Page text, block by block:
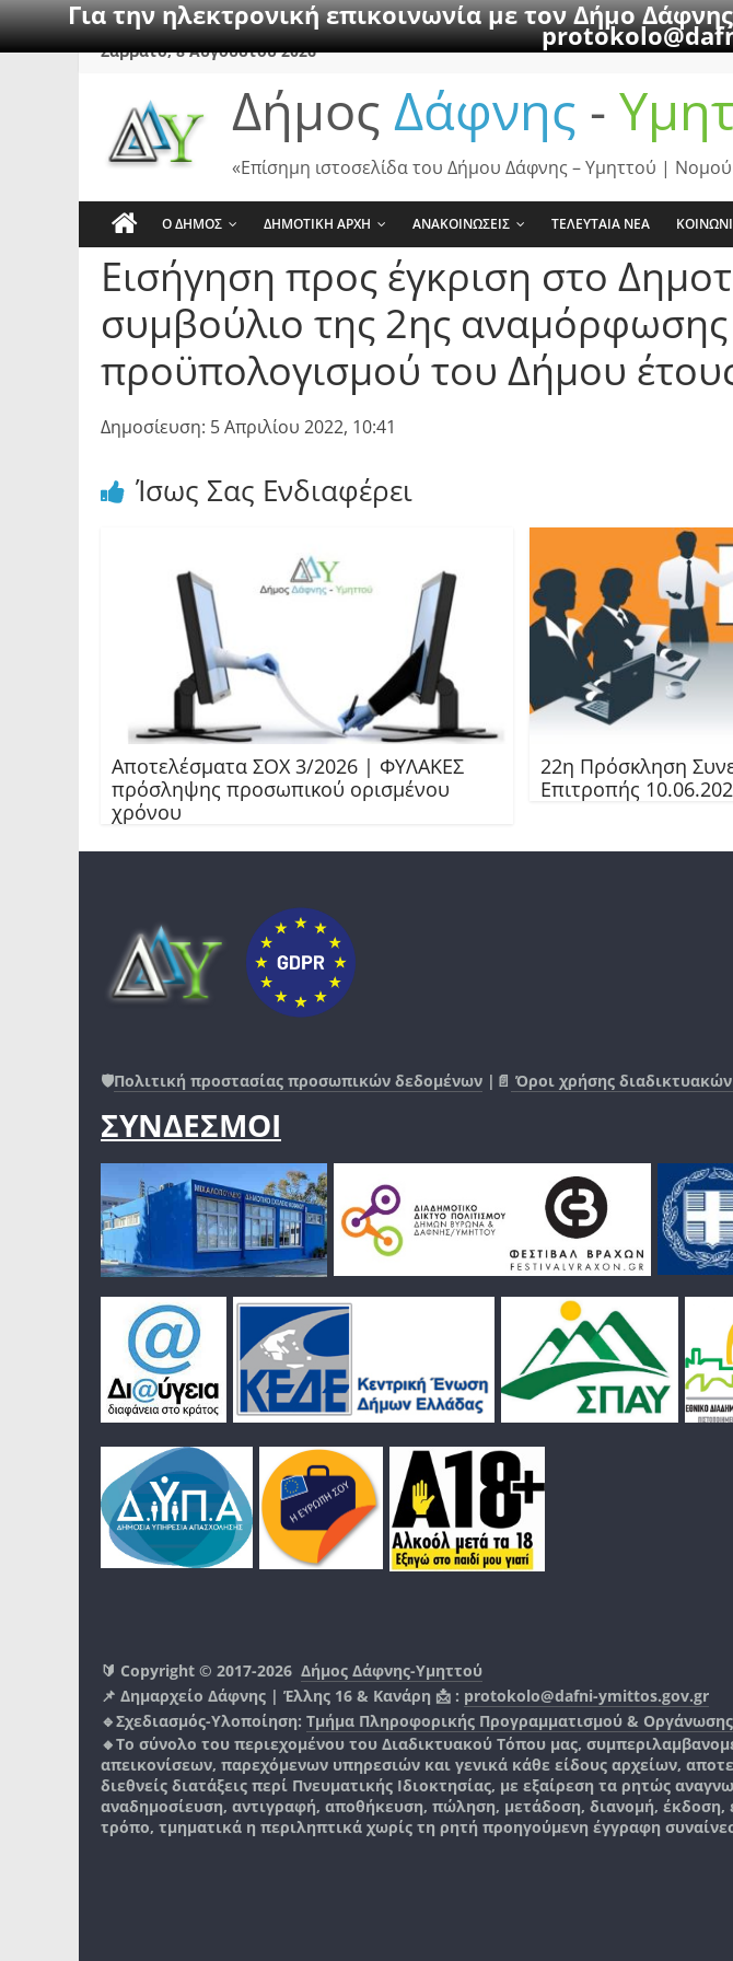
Για την ηλεκτρονική επικοινωνία με τον Δήμο
SkipΣάββατο, 8 Αυγούστου 2026
Δήμος Δάφνης -
«Επίσημη ιστοσελίδα του Δήμου Δάφνης – Υμηττού | Νομού
Ο ΔΗΜΟΣ ΔΗΜΟΤΙΚΗ ΑΡΧΗ ΑΝΑΚΟΙΝΩΣΕΙΣ ΤΕΛΕΥΤΑΙΑ ΝΕΑ
Εισήγηση προς έγκριση στο
συμβούλιο της 2ης
προϋπολογισμού του Δήμου
Δημοσίευση: 5 Απριλίου 2022, 10:41
Ίσως Σας Ενδιαφέρει
Αποτελέσματα ΣΟΧ 3/2026 | ΦΥΛΑΚΕΣ
πρόσληψης προσωπικού ορισμένου
χρόνου
22η Πρόσκληση
Επιτροπής
🛡️Πολιτική προστασίας προσωπικών δεδομένων |📄 Όροι χρήσης
ΣΥΝΔΕΣΜΟΙ
🔰 Copyright © 2017-2026 Δήμος Δάφνης-Υμηττού
📌 Δημαρχείο Δάφνης | Έλλης 16 & Κανάρη 📩 : protokolo@dafni-ymittos.gov.gr
🔹Σχεδιασμός-Υλοποίηση: Τμήμα Πληροφορικής Προγραμματισμού &
🔸Το σύνολο του περιεχομένου του Διαδικτυακού Τόπου μας,
απεικονίσεων, παρεχόμενων υπηρεσιών και γενικά κάθε είδους αρχείων,
διεθνείς διατάξεις περί Πνευματικής Ιδιοκτησίας, με εξαίρεση τα ρητώς
αναδημοσίευση, αντιγραφή, αποθήκευση, πώληση, μετάδοση, διανομή,
τρόπο, τμηματικά η περιληπτικά χωρίς τη ρητή προηγούμενη έγγραφη